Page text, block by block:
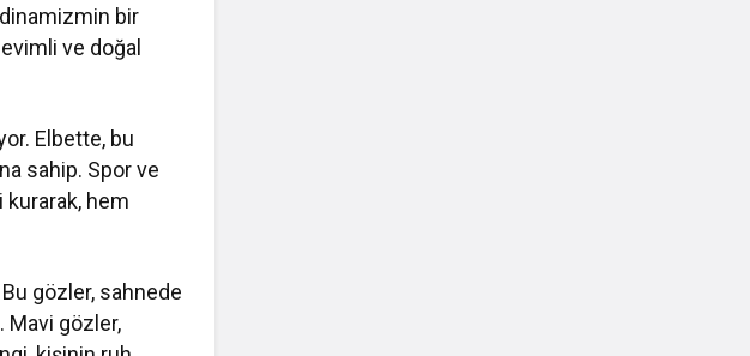
bir
ve doğal
Elbette, bu
sahip. Spor ve
kurarak, hem
gözler, sahnede
Mavi gözler,